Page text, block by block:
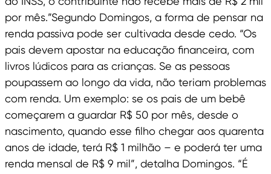
por mês.”Segundo Domingos, a forma de pensar na
renda passiva pode ser cultivada desde cedo. “Os
pais devem apostar na educação financeira, com
livros lúdicos para as crianças. Se as pessoas
poupassem ao longo da vida, não teriam problemas
com renda. Um exemplo: se os pais de um bebê
começarem a guardar R$ 50 por mês, desde o
nascimento, quando esse filho chegar aos quarenta
anos de idade, terá R$ 1 milhão – e poderá ter uma
renda mensal de R$ 9 mil”, detalha Domingos. “É